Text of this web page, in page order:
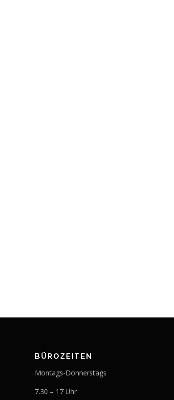
BÜROZEITEN
Montags-Donnerstags
7.30 – 17 Uhr